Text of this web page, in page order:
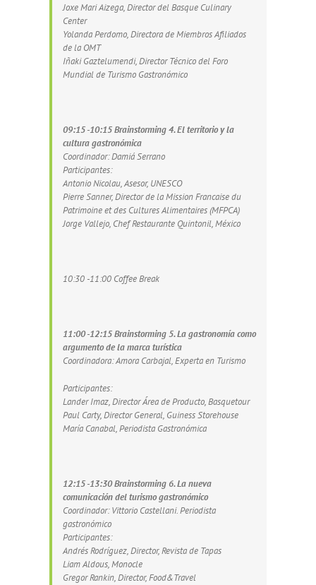
Joxe Mari Aizega, Director del Basque Culinary
Center
Yolanda Perdomo, Directora de Miembros Afiliados
de la OMT
Iñaki Gaztelumendi, Director Técnico del Foro
Mundial de Turismo Gastronómico
09:15 -10:15 Brainstorming 4. El territorio y la
cultura gastronómica
Coordinador: Damiá Serrano
Participantes:
Antonio Nicolau, Asesor, UNESCO
Pierre Sanner, Director de la Mission Francaise du
Patrimoine et des Cultures Alimentaires (MFPCA)
Jorge Vallejo, Chef Restaurante Quintonil, México
10:30 -11:00 Coffee Break
11:00 -12:15 Brainstorming 5. La gastronomía como
argumento de la marca turística
Coordinadora: Amora Carbajal, Experta en Turismo
Participantes:
Lander Imaz, Director Área de Producto, Basquetour
Paul Carty, Director General, Guiness Storehouse
María Canabal, Periodista Gastronómica
12:15 -13:30 Brainstorming 6. La nueva
comunicación del turismo gastronómico
Coordinador: Vittorio Castellani. Periodista
gastronómico
Participantes:
Andrés Rodríguez, Director, Revista de Tapas
Liam Aldous, Monocle
Gregor Rankin, Director, Food&Travel